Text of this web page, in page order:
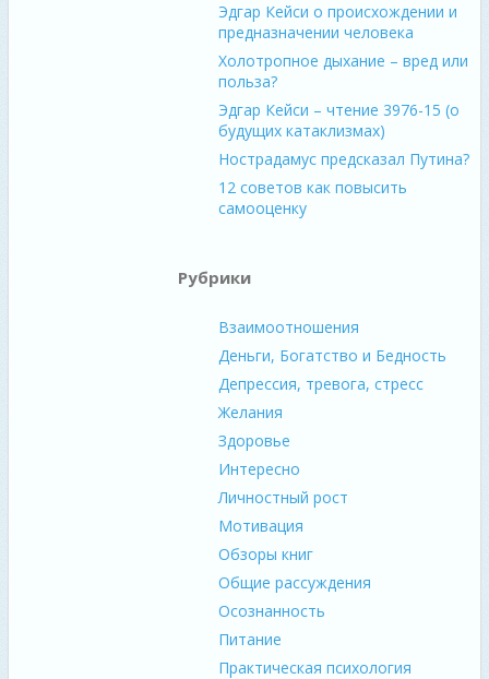
Эдгар Кейси о происхождении и
предназначении человека
Холотропное дыхание – вред или
польза?
Эдгар Кейси – чтение 3976-15 (о
будущих катаклизмах)
Нострадамус предсказал Путина?
12 советов как повысить
самооценку
Рубрики
Взаимоотношения
Деньги, Богатство и Бедность
Депрессия, тревога, стресс
Желания
Здоровье
Интересно
Личностный рост
Мотивация
Обзоры книг
Общие рассуждения
Осознанность
Питание
Практическая психология